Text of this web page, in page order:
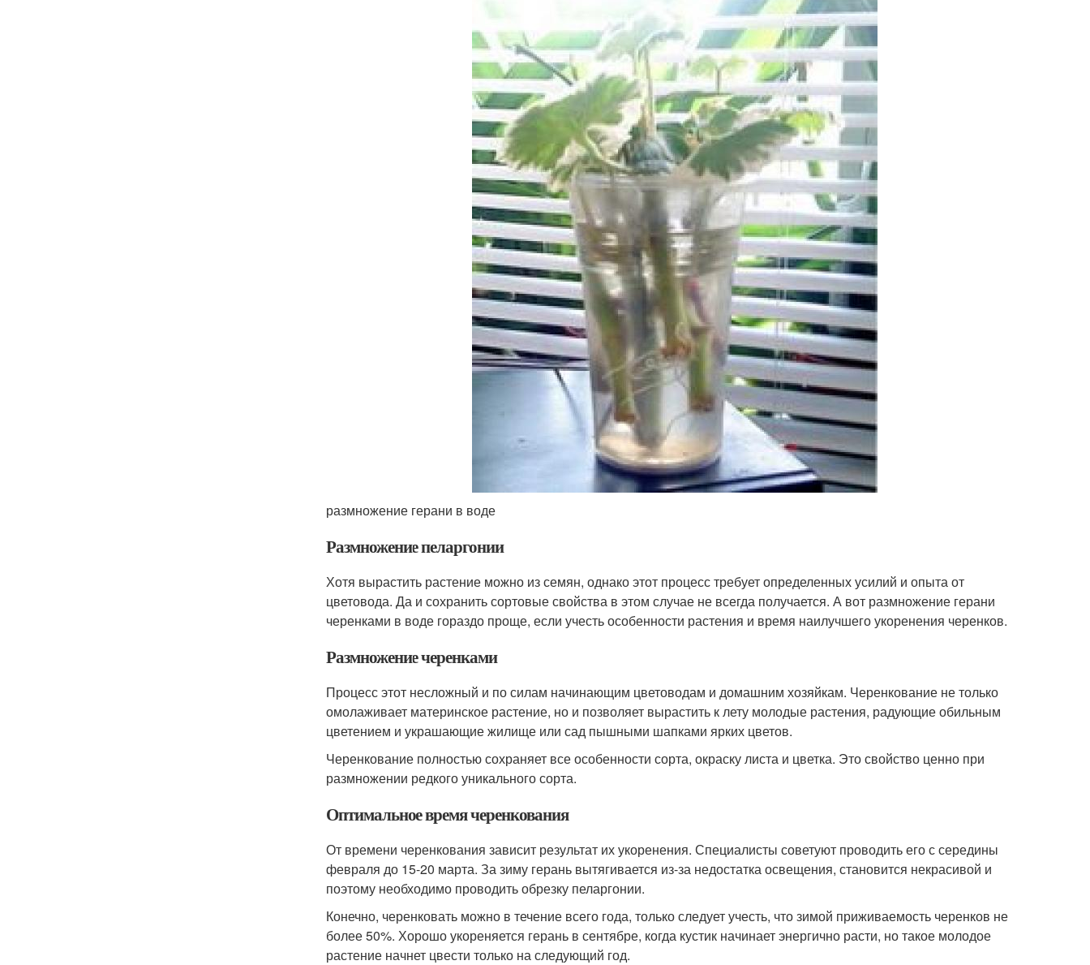
размножение герани в воде
Размножение пеларгонии
Хотя вырастить растение можно из семян, однако этот процесс требует определенных усилий и опыта от
цветовода. Да и сохранить сортовые свойства в этом случае не всегда получается. А вот размножение герани
черенками в воде гораздо проще, если учесть особенности растения и время наилучшего укоренения черенков.
Размножение черенками
Процесс этот несложный и по силам начинающим цветоводам и домашним хозяйкам. Черенкование не только
омолаживает материнское растение, но и позволяет вырастить к лету молодые растения, радующие обильным
цветением и украшающие жилище или сад пышными шапками ярких цветов.
Черенкование полностью сохраняет все особенности сорта, окраску листа и цветка. Это свойство ценно при
размножении редкого уникального сорта.
Оптимальное время черенкования
От времени черенкования зависит результат их укоренения. Специалисты советуют проводить его с середины
февраля до 15-20 марта. За зиму герань вытягивается из-за недостатка освещения, становится некрасивой и
поэтому необходимо проводить обрезку пеларгонии.
Конечно, черенковать можно в течение всего года, только следует учесть, что зимой приживаемость черенков не
более 50%. Хорошо укореняется герань в сентябре, когда кустик начинает энергично расти, но такое молодое
растение начнет цвести только на следующий год.